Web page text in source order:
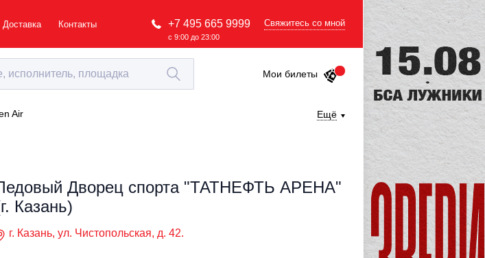
Доставка Контакты +7 495 665 9999
с 9:00 до 23:00
Свяжитесь со мной
Мои билеты
Air Ещё
Дворец спорта "ТАТНЕФТЬ АРЕНА"
Казань)
г. Казань, ул. Чистопольская, д. 42.